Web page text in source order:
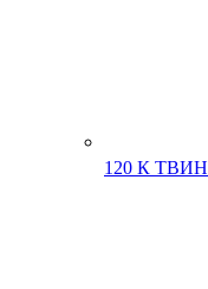
120 К ТВИН